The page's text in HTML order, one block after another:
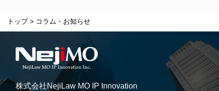
トップ> コラム・お知らせ
株式会社NejiLaw MO IP Innovation